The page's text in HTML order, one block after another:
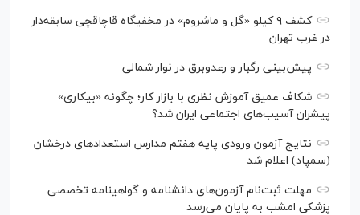
کشف ۹ کیلو «گل و ماشروم» در مخفیگاه قاچاقچی سابقه‌دار
در غرب تهران
پیش‌بینی رگبار و رعدوبرق در نوار شمالی
شکاف عمیق آموزش نظری با بازار کار؛ چگونه «بیکاری»
پیشران آسیب‌های اجتماعی ایران شد؟
نتایج آزمون ورودی پایه هفتم مدارس استعدادهای درخشان
(سمپاد) اعلام شد
مهلت ثبت‌نام آزمون‌های دانشنامه و گواهینامه تخصصی
پزشکی امشب به پایان می‌رسد